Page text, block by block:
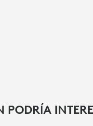
PODRÍA